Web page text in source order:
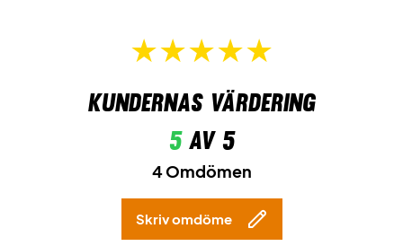
Kundernas värdering
5av 5
4 Omdömen
Skriv omdöme